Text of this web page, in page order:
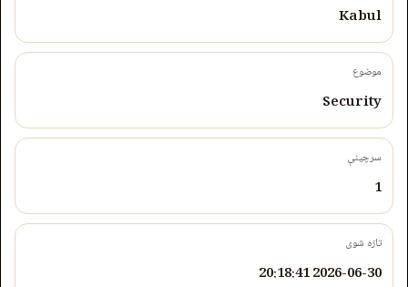
Kabul
موضوع
Security
سرچینې
1
تازه شوی
2026-06-30 20:18:41